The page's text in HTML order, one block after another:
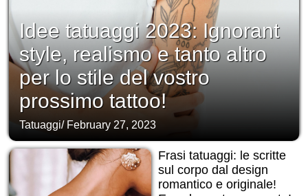
Idee tatuaggi 2023: Ignorant
style, realismo e tanto altro
per lo stile del vostro
prossimo tattoo!
Tatuaggi/ February 27, 2023
Frasi tatuaggi: le scritte
sul corpo dal design
romantico e originale!